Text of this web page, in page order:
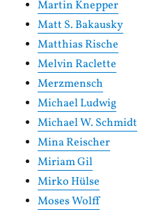
Martin Knepper
Matt S. Bakausky
Matthias Rische
Melvin Raclette
Merzmensch
Michael Ludwig
Michael W. Schmidt
Mina Reischer
Miriam Gil
Mirko Hülse
Moses Wolff